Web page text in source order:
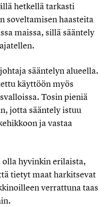
hetkellä tarkasti
soveltamisen haasteita
maissa, sillä sääntely
sääntelyn alueella.
käyttöön myös
Tosin pieniä
jotta sääntely istuu
ja vastaa
olla hyvinkin erilaista,
tietyt maat harkitsevat
verrattuna taas